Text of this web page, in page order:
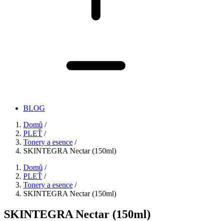
BLOG
Domů /
PLEŤ /
Tonery a esence /
SKINTEGRA Nectar (150ml)
Domů /
PLEŤ /
Tonery a esence /
SKINTEGRA Nectar (150ml)
SKINTEGRA Nectar (150ml)